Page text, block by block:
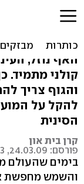
אלרגיות
הטיפול
האף נוזל,
קולני מתמיד.
והגוף צריך
להקל על
הסינית
קרן בית און
פורסם: 24.03.09, 00:33
בימים שהעולם
והשמש מחפשת